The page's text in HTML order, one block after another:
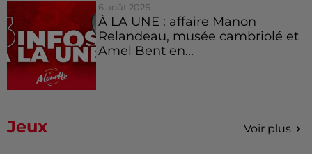
6 août 2026
À LA UNE : affaire Manon
Relandeau, musée cambriolé et
Amel Bent en...
Jeux Voir plus